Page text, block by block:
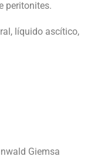
peritonites.
líquido ascítico,
Giemsa